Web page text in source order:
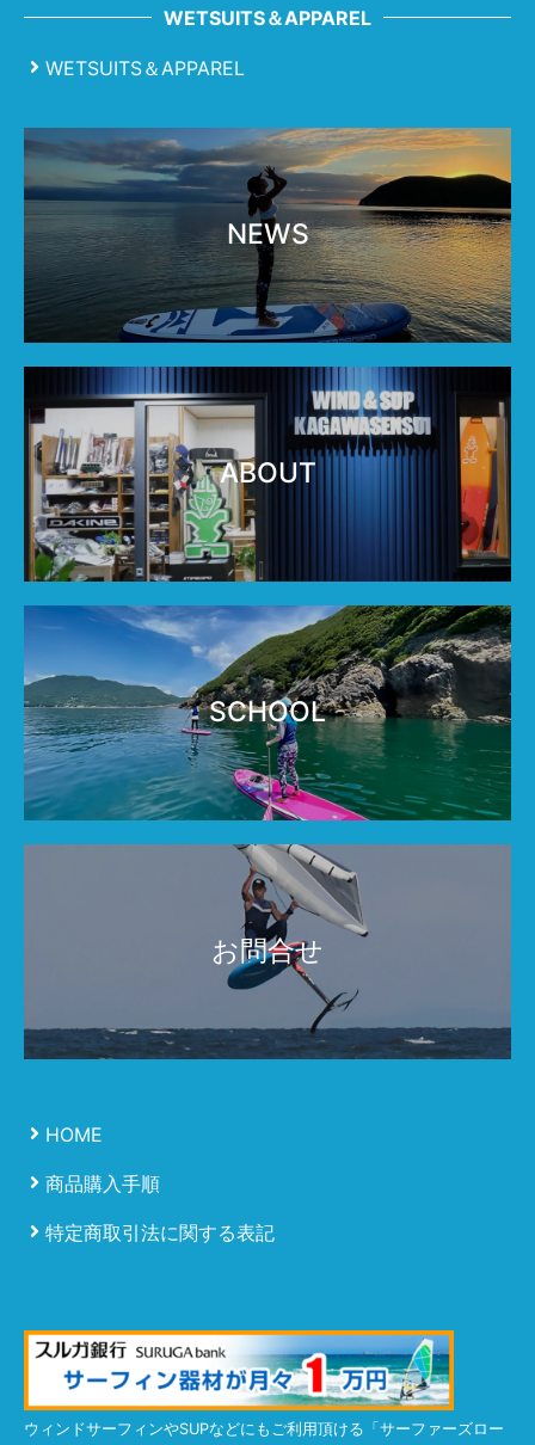
WETSUITS＆APPAREL
WETSUITS＆APPAREL
NEWS
ABOUT
SCHOOL
お問合せ
HOME
商品購入手順
特定商取引法に関する表記
ウィンドサーフィンやSUPなどにもご利用頂ける「サーファーズロー